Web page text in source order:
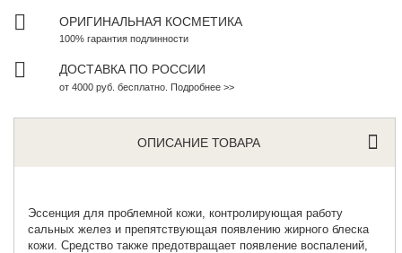
ОРИГИНАЛЬНАЯ КОСМЕТИКА
100% гарантия подлинности
ДОСТАВКА ПО РОССИИ
от 4000 руб. бесплатно. Подробнее >>
ОПИСАНИЕ ТОВАРА
Эссенция для проблемной кожи , контролирующая работу
сальных желез и препятствующая появлению жирного блеска
кожи. Средство также предотвращает появление воспалений,